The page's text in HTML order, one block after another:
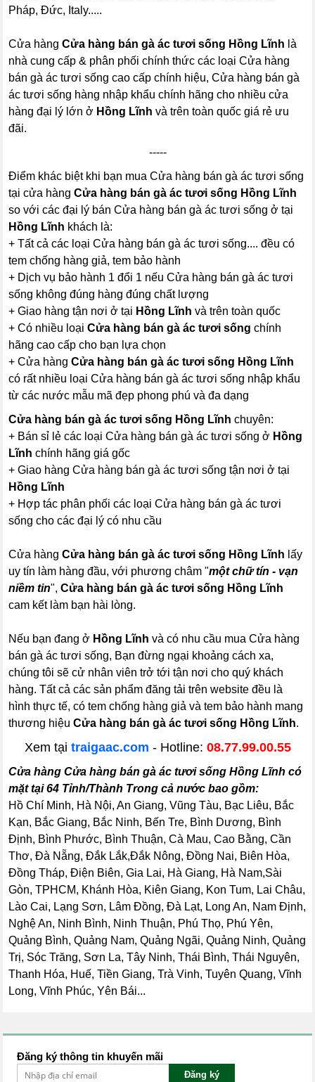
Pháp, Đức, Italy.....
Cửa hàngCửa hàng bán gà ác tươi sống Hồng Lĩnh là
nhà cung cấp & phân phối chính thức các loại Cửa hàng
bán gà ác tươi sống cao cấp chính hiệu, Cửa hàng bán gà
ác tươi sống hàng nhập khẩu chính hãng cho nhiều cửa
hàng đại lý lớn ở Hồng Lĩnh và trên toàn quốc giá rẻ ưu
đãi.
-----
Điểm khác biệt khi bạn mua Cửa hàng bán gà ác tươi sống
tại cửa hàngCửa hàng bán gà ác tươi sống Hồng Lĩnh
so với các đại lý bán Cửa hàng bán gà ác tươi sống ở tại
Hồng Lĩnh khách là:
+ Tất cả các loại Cửa hàng bán gà ác tươi sống.... đều có
tem chống hàng giả, tem bảo hành
+ Dịch vụ bảo hành 1 đổi 1 nếu Cửa hàng bán gà ác tươi
sống không đúng hàng đúng chất lượng
+ Giao hàng tận nơi ở tại Hồng Lĩnh và trên toàn quốc
+ Có nhiều loạiCửa hàng bán gà ác tươi sống chính
hãng cao cấp cho bạn lựa chọn
+ Cửa hàngCửa hàng bán gà ác tươi sống Hồng Lĩnh
có rất nhiều loại Cửa hàng bán gà ác tươi sống nhập khẩu
từ các nước mẫu mã đẹp phong phú và đa dạng
Cửa hàng bán gà ác tươi sống Hồng Lĩnhchuyên:
+ Bán sỉ lẻ các loại Cửa hàng bán gà ác tươi sống ở Hồng
Lĩnh chính hãng giá gốc
+ Giao hàng Cửa hàng bán gà ác tươi sống tận nơi ở tại
Hồng Lĩnh
+ Hợp tác phân phối các loại Cửa hàng bán gà ác tươi
sống cho các đại lý có nhu cầu
Cửa hàngCửa hàng bán gà ác tươi sống Hồng Lĩnh lấy
uy tín làm hàng đầu, với phương châm "một chữ tín - vạn
niềm tin",Cửa hàng bán gà ác tươi sống Hồng Lĩnh
cam kết làm bạn hài lòng.
Nếu bạn đang ở Hồng Lĩnh và có nhu cầu mua Cửa hàng
bán gà ác tươi sống, Bạn đừng ngại khoảng cách xa,
chúng tôi sẽ cử nhân viên trở tới tận nơi cho quý khách
hàng. Tất cả các sản phẩm đăng tải trên website đều là
hình thực tế, có tem chống hàng giả và tem bảo hành mang
thương hiệuCửa hàng bán gà ác tươi sống Hồng Lĩnh.
Xem tại traigaac.com - Hotline: 08.77.99.00.55
Cửa hàng Cửa hàng bán gà ác tươi sống Hồng Lĩnh có
mặt tại 64 Tỉnh/Thành Trong cả nước bao gồm:
Hồ Chí Minh, Hà Nội, An Giang, Vũng Tàu, Bạc Liêu, Bắc
Kạn, Bắc Giang, Bắc Ninh, Bến Tre, Bình Dương, Bình
Định, Bình Phước, Bình Thuận, Cà Mau, Cao Bằng, Cần
Thơ, Đà Nẵng, Đắk Lắk,Đắk Nông, Đồng Nai, Biên Hòa,
Đồng Tháp, Điện Biên, Gia Lai, Hà Giang, Hà Nam,Sài
Gòn, TPHCM, Khánh Hòa, Kiên Giang, Kon Tum, Lai Châu,
Lào Cai, Lạng Sơn, Lâm Đồng, Đà Lạt, Long An, Nam Định,
Nghệ An, Ninh Bình, Ninh Thuận, Phú Thọ, Phú Yên,
Quảng Bình, Quảng Nam, Quảng Ngãi, Quảng Ninh, Quảng
Trị, Sóc Trăng, Sơn La, Tây Ninh, Thái Bình, Thái Nguyên,
Thanh Hóa, Huế, Tiền Giang, Trà Vinh, Tuyên Quang, Vĩnh
Long, Vĩnh Phúc, Yên Bái...
Đăng ký thông tin khuyến mãi
Đăng ký